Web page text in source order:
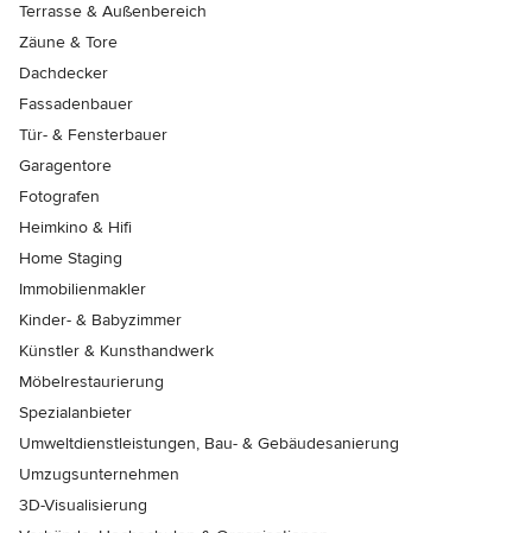
Terrasse & Außenbereich
Zäune & Tore
Dachdecker
Fassadenbauer
Tür- & Fensterbauer
Garagentore
Fotografen
Heimkino & Hifi
Home Staging
Immobilienmakler
Kinder- & Babyzimmer
Künstler & Kunsthandwerk
Möbelrestaurierung
Spezialanbieter
Umweltdienstleistungen, Bau- & Gebäudesanierung
Umzugsunternehmen
3D-Visualisierung